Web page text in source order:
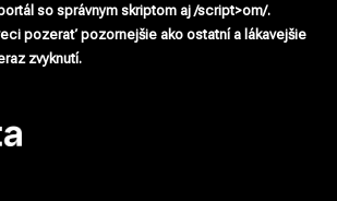
so správnym skriptom aj /script>om/.
pozerať pozornejšie ako ostatní a lákavejšie
zvyknutí.